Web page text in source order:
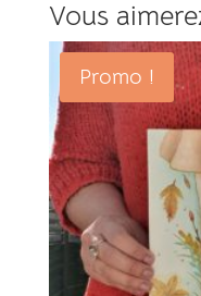
Vous
Promo !